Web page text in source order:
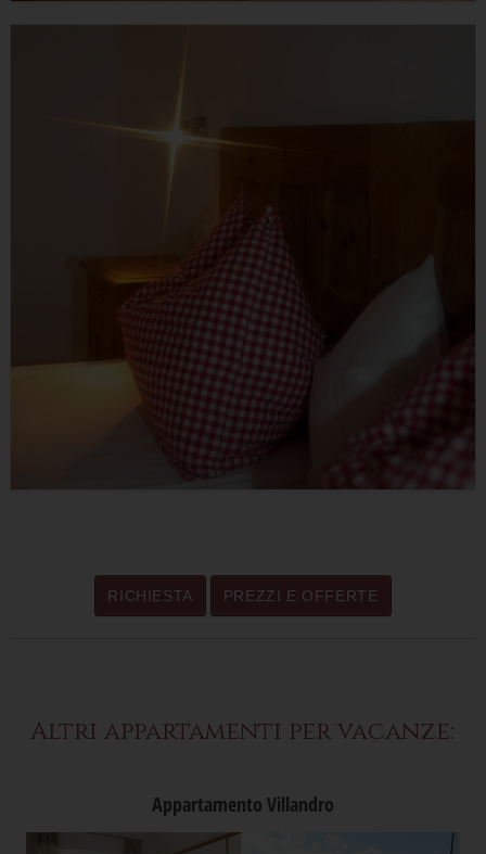
RICHIESTA PREZZI E OFFERTE
Altri appartamenti per vacanze:
Appartamento Villandro